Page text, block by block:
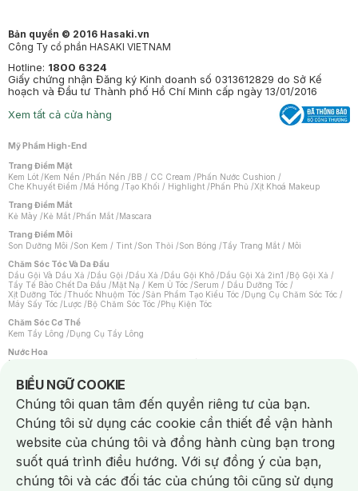
Bản quyền © 2016 Hasaki.vn
Công Ty cổ phần HASAKI VIETNAM
Hotline: 1800 6324
Giấy chứng nhận Đăng ký Kinh doanh số 0313612829 do Sở Kế
hoạch và Đầu tư Thành phố Hồ Chí Minh cấp ngày 13/01/2016
Xem tất cả cửa hàng
Mỹ Phẩm High-End
Trang Điểm Mặt
Kem Lót /Kem Nền /Phấn Nền /BB / CC Cream /Phấn Nước Cushion /
Che Khuyết Điểm /Má Hồng /Tạo Khối / Highlight /Phấn Phủ /Xịt Khoá Makeup
Trang Điểm Mắt
Kẻ Mày /Kẻ Mắt /Phấn Mắt /Mascara
Trang Điểm Môi
Son Dưỡng Môi /Son Kem / Tint /Son Thỏi /Son Bóng /Tẩy Trang Mắt / Môi
Chăm Sóc Tóc Và Da Đầu
Dầu Gội Và Dầu Xả /Dầu Gội /Dầu Xả /Dầu Gội Khô /Dầu Gội Xả 2in1 /Bộ Gội Xả /
Tẩy Tế Bào Chết Da Đầu /Mặt Nạ / Kem Ủ Tóc /Serum / Dầu Dưỡng Tóc /
Xịt Dưỡng Tóc /Thuốc Nhuộm Tóc /Sản Phẩm Tạo Kiểu Tóc /Dụng Cụ Chăm Sóc Tóc /
Máy Sấy Tóc /Lược /Bộ Chăm Sóc Tóc /Phụ Kiện Tóc
Chăm Sóc Cơ Thể
Kem Tẩy Lông /Dụng Cụ Tẩy Lông
Nước Hoa
Nước Hoa Nữ
Chăm Sóc Cá Nhân
Chống Muỗi /Khẩu Trang /Máy Massage/Mặt Nạ Xông Hơi /Nước Rửa Tay/
Sản Phẩm Chăm Sóc Khác /Bàn Chải Đánh Răng /Bàn Chải Điện/
Hỗ Trợ Trắng Răng/Kem Đánh Răng /Máy Tăm Nước/ Nước Súc Miệng/
Tăm / Chỉ Nha Khoa/ Xịt Thơm Miệng / Dung Dịch Vệ Sinh/Dưỡng Vùng Kín/
Khăn Ướt Vệ Sinh Vùng Kín/Băng Vệ Sinh/Tampon/Bọt Cạo Râu /Dao Cạo Râu/
Máy Cạo Râu
Vấn Đề Về Da
Da Dầu / Lỗ Chân Lông To/ Da Khô / Mất Nước/ Da Lão Hóa/ Da Mụn/
BIỂU NGỮ COOKIE
Notice about cookies usage
Chúng tôi quan tâm đến quyền riêng tư của bạn.
Chúng tôi sử dụng các cookie cần thiết để vận hành
website của chúng tôi và đồng hành cùng bạn trong
suốt quá trình điều hướng. Với sự đồng ý của bạn,
chúng tôi và các đối tác của chúng tôi cũng sử dụng